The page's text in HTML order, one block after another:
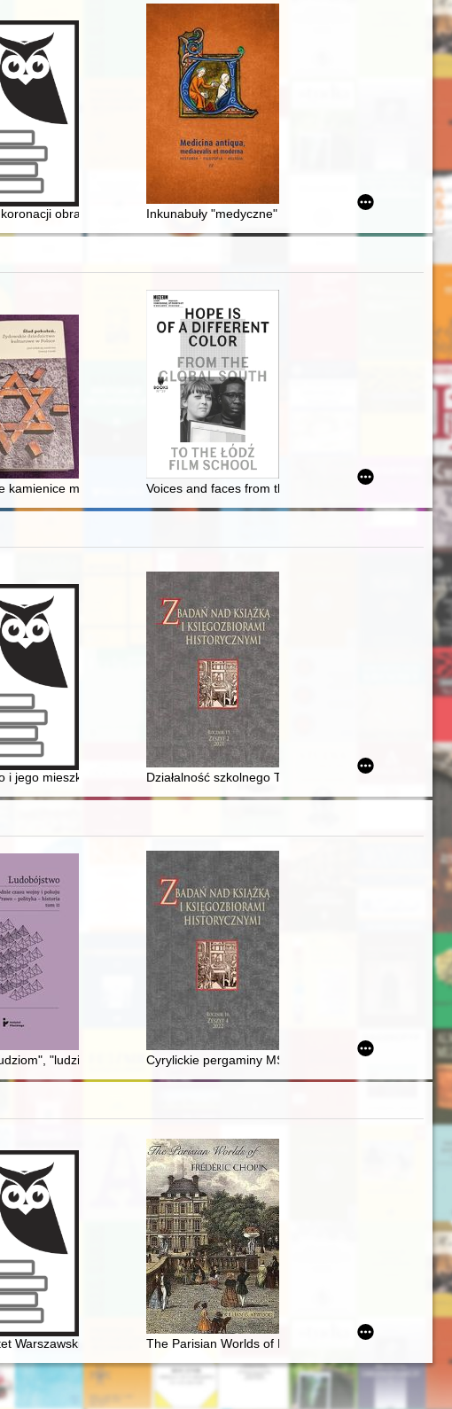
obrazu Matki Bożej Piekarskiej 1925-2025 : historia obrazu Matki
Inkunabuły "medyczne" w zbiorze inkunabułów
powstania KIK-u w Częstochowie
polskim i wystawach muzealnych po 1989 roku
kamienice mieszczańskie w Bytomiu : przykład "asymilacji"?
Voices and faces from the third world
w zakresie fizjoterapii, higieny i profilaktyki zdrowotnej w latach 1899-1915
i jego mieszkańcy minionych latDziałalność szkolnego Towarzystwa Czytelniczego
lutego 2022 r
"ludzie - Żydom" czy "Niemcy - ludziom" zgotowali ten los ? :
Cyrylickie pergaminy MS Fragm. 244 ze zbiorów
Chopin, Krasiński, Norwid
Warszawski i młody ChopinThe Parisian Worlds of Frédéric Chopin